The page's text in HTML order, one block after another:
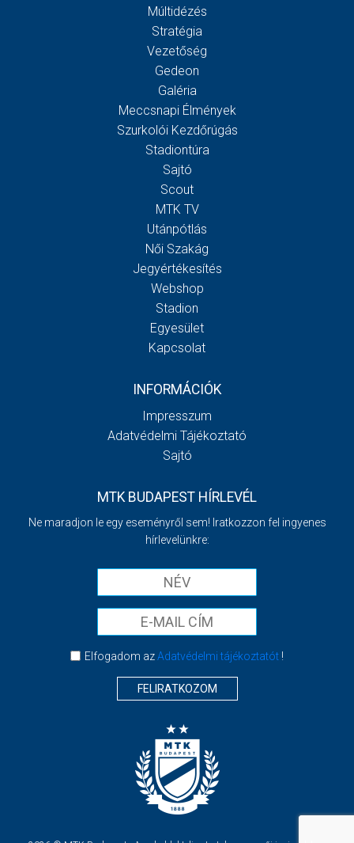
Múltidézés
Stratégia
Vezetőség
Gedeon
Galéria
Meccsnapi Élmények
Szurkolói Kezdőrúgás
Stadiontúra
Sajtó
Scout
MTK TV
Utánpótlás
Női Szakág
Jegyértékesítés
Webshop
Stadion
Egyesület
Kapcsolat
INFORMÁCIÓK
Impresszum
Adatvédelmi Tájékoztató
Sajtó
MTK BUDAPEST HÍRLEVÉL
Ne maradjon le egy eseményről sem! Iratkozzon fel ingyenes
hírlevelünkre:
Elfogadom azAdatvédelmi tájékoztatót!
FELIRATKOZOM